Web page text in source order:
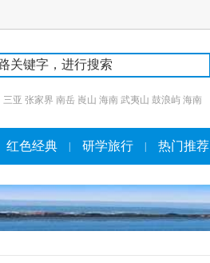
三亚 张家界 南岳 崀山 海南 武夷山 鼓浪屿 海南
红色经典 研学旅行 热门推荐